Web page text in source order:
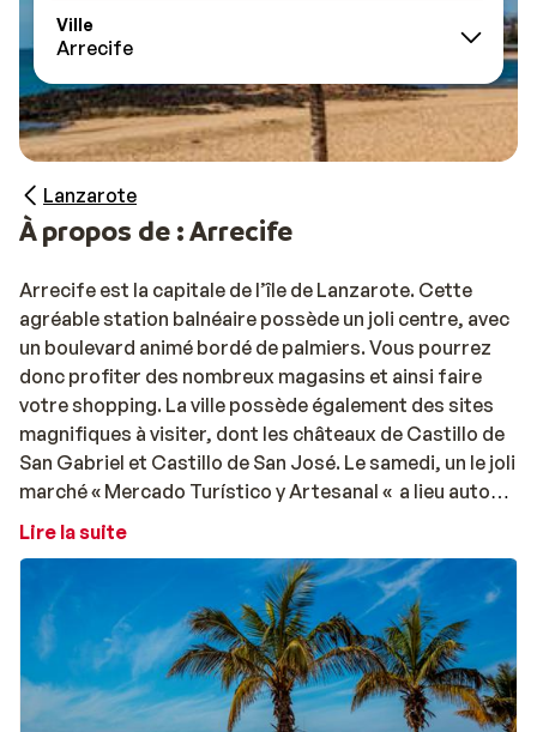
Ville
Arrecife
Lanzarote
À propos de : Arrecife
Arrecife est la capitale de l’île de Lanzarote. Cette
agréable station balnéaire possède un joli centre, avec
un boulevard animé bordé de palmiers. Vous pourrez
donc profiter des nombreux magasins et ainsi faire
votre shopping. La ville possède également des sites
magnifiques à visiter, dont les châteaux de Castillo de
San Gabriel et Castillo de San José. Le samedi, un le joli
marché « Mercado Turístico y Artesanal « a lieu autour
de la Plaza de las Palmas, où vous trouverez de
Lire la suite